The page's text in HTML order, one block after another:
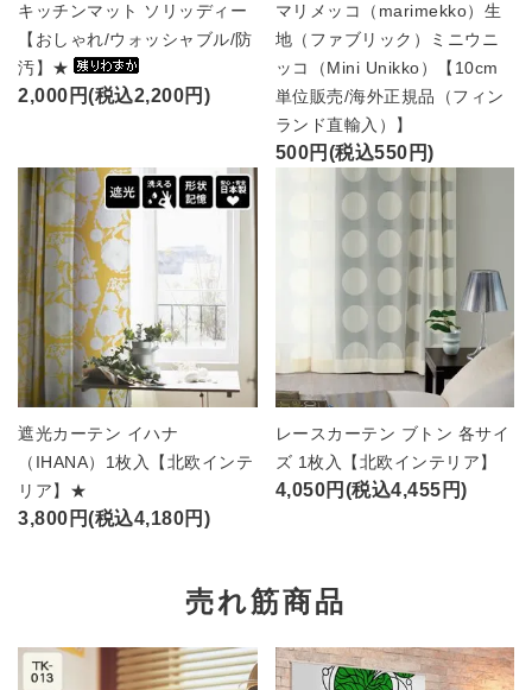
キッチンマット ソリッディー
【おしゃれ/ウォッシャブル/防
汚】★
2,000円(税込2,200円)
マリメッコ（marimekko）生
地（ファブリック）ミニウニ
ッコ（Mini Unikko）【10cm
単位販売/海外正規品（フィン
ランド直輸入）】
500円(税込550円)
遮光カーテン イハナ
（IHANA）1枚入【北欧インテ
リア】★
3,800円(税込4,180円)
レースカーテン ブトン 各サイ
ズ 1枚入【北欧インテリア】
4,050円(税込4,455円)
売れ筋商品